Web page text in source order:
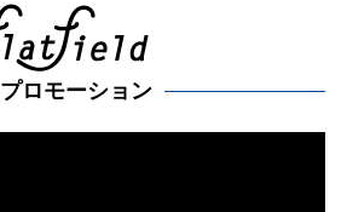
プロモーション